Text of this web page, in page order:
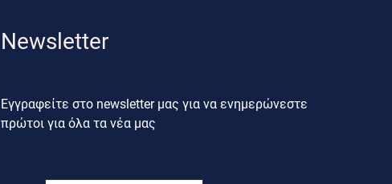
Newsletter
Εγγραφείτε στο newsletter μας για να ενημερώνεστε
πρώτοι για όλα τα νέα μας